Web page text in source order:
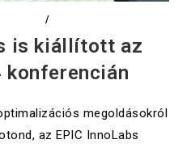
/
is kiállított az
konferencián
megoldásokról
az EPIC InnoLabs